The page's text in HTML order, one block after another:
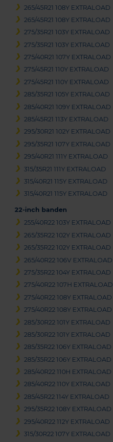
265/45R21 108Y EXTRALOAD
265/45R21 108Y EXTRALOAD
275/35R21 103Y EXTRALOAD
275/35R21 103Y EXTRALOAD
275/40R21 107Y EXTRALOAD
275/45R21 110Y EXTRALOAD
275/45R21 110Y EXTRALOAD
285/35R21 105Y EXTRALOAD
285/40R21 109Y EXTRALOAD
285/45R21 113Y EXTRALOAD
295/30R21 102Y EXTRALOAD
295/35R21 107Y EXTRALOAD
295/40R21 111Y EXTRALOAD
315/35R21 111Y EXTRALOAD
315/40R21 115Y EXTRALOAD
315/40R21 115Y EXTRALOAD
22-inch banden
255/40R22 103Y EXTRALOAD
265/35R22 102Y EXTRALOAD
265/35R22 102Y EXTRALOAD
265/40R22 106V EXTRALOAD
275/35R22 104Y EXTRALOAD
275/40R22 107H EXTRALOAD
275/40R22 108Y EXTRALOAD
275/40R22 108Y EXTRALOAD
285/30R22 101Y EXTRALOAD
285/30R22 101Y EXTRALOAD
285/35R22 106Y EXTRALOAD
285/35R22 106Y EXTRALOAD
285/40R22 110H EXTRALOAD
285/40R22 110Y EXTRALOAD
285/45R22 114Y EXTRALOAD
295/35R22 108Y EXTRALOAD
295/40R22 112Y EXTRALOAD
315/30R22 107Y EXTRALOAD